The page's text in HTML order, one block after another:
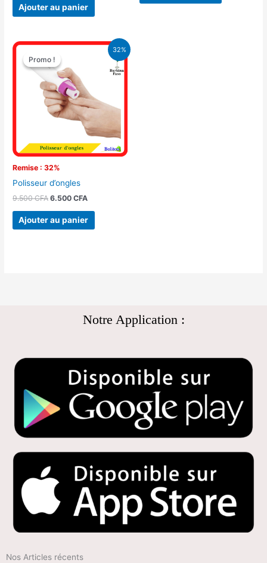
Ajouter au panier
32%
Promo !
Remise : 32%
Promo !
Polisseur d’ongles
9.500CFA
Le
prix
initial
était :
9.500 CFA.
6.500CFA
Le
Ajouter au panier
Notre Application :
Nos Articles récents